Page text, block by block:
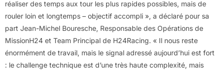
réaliser des temps aux tour les plus rapides possibles, mais de
rouler loin et longtemps – objectif accompli », a déclaré pour sa
part Jean-Michel Bouresche, Responsable des Opérations de
MissionH24 et Team Principal de H24Racing. « Il nous reste
énormément de travail, mais le signal adressé aujourd’hui est fort
: le challenge technique est d’une très haute complexité, mais